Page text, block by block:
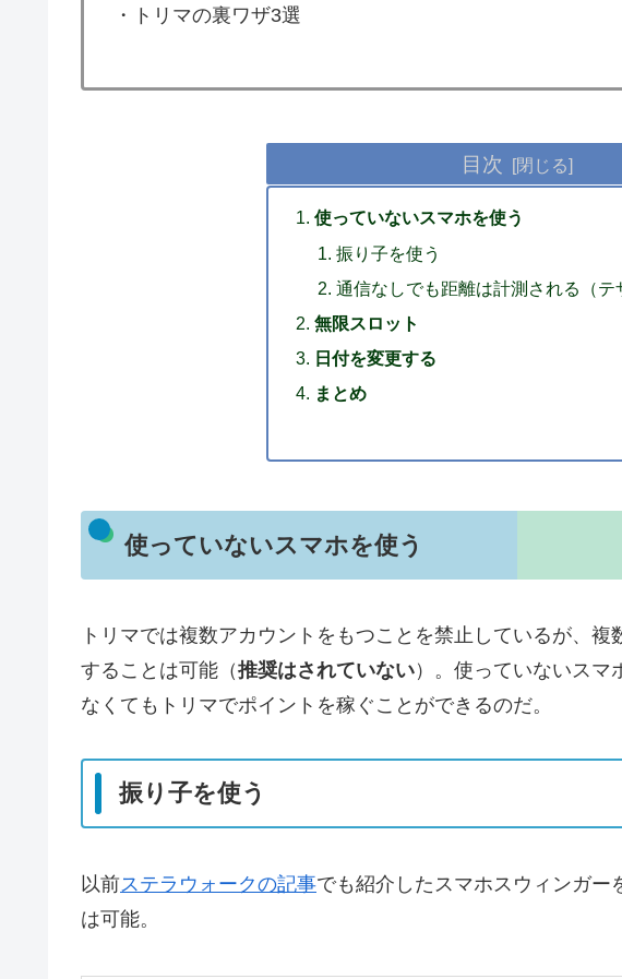
・トリマの裏ワザ3選
目次
使っていないスマホを使う
振り子を使う
通信なしでも距離は計測される（テ
無限スロット
日付を変更する
まとめ
使っていないスマホを使う
トリマでは複数アカウントをもつことを禁止しているが、
することは可能（推奨はされていない）。使っていないスマ
なくてもトリマでポイントを稼ぐことができるのだ。
振り子を使う
以前ステラウォークの記事でも紹介したスマホスウィンガー
は可能。